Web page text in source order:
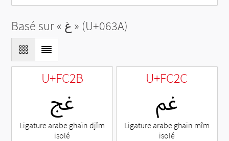
Basé sur « غ » (U+063A)
U+FC2B
ﰫ
Ligature arabe ghaïn djîm
isolé
U+FC2C
ﰬ
Ligature arabe ghaïn mîm
isolé